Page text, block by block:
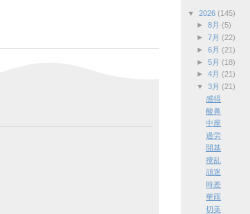
▼ 2026 (145)
► 8月 (5)
► 7月 (22)
► 6月 (21)
► 5月 (18)
► 4月 (21)
▼ 3月 (21)
感得
酸鼻
中座
過労
開基
攪乱
頑迷
時差
華雨
切美